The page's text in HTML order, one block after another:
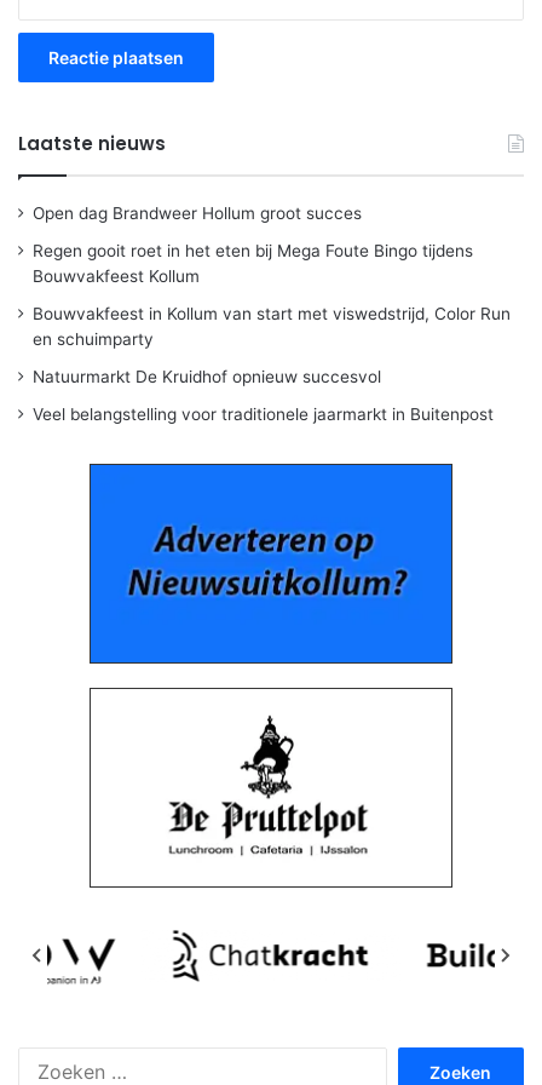
Laatste nieuws
Open dag Brandweer Hollum groot succes
Regen gooit roet in het eten bij Mega Foute Bingo tijdens
Bouwvakfeest Kollum
Bouwvakfeest in Kollum van start met viswedstrijd, Color Run
en schuimparty
Natuurmarkt De Kruidhof opnieuw succesvol
Veel belangstelling voor traditionele jaarmarkt in Buitenpost